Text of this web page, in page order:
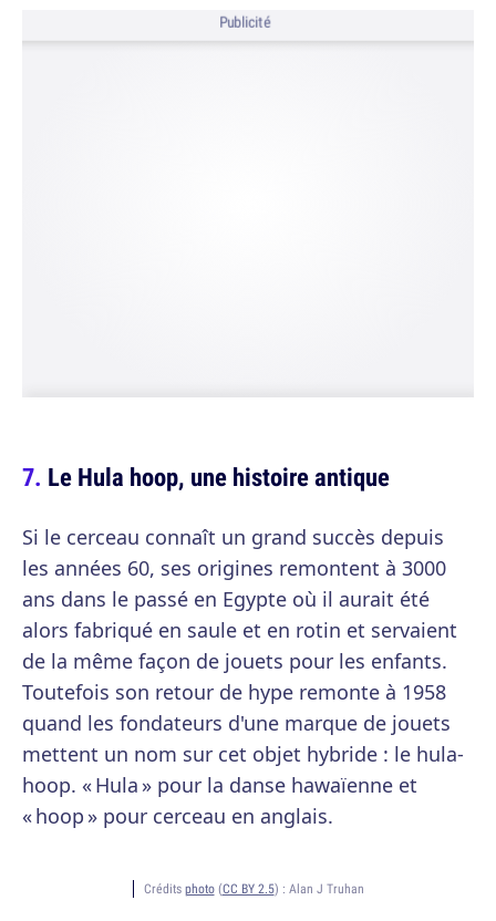
Publicité
Le Hula hoop, une histoire antique
Si le cerceau connaît un grand succès depuis
les années 60, ses origines remontent à 3000
ans dans le passé en Egypte où il aurait été
alors fabriqué en saule et en rotin et servaient
de la même façon de jouets pour les enfants.
Toutefois son retour de hype remonte à 1958
quand les fondateurs d'une marque de jouets
mettent un nom sur cet objet hybride : le hula-
hoop. « Hula » pour la danse hawaïenne et
« hoop » pour cerceau en anglais.
Crédits photo(CC BY 2.5) : Alan J Truhan